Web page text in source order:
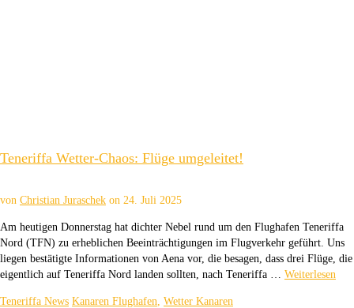
Teneriffa Wetter-Chaos: Flüge umgeleitet!
von Christian Juraschek on 24. Juli 2025
Am heutigen Donnerstag hat dichter Nebel rund um den Flughafen Teneriffa
Nord (TFN) zu erheblichen Beeinträchtigungen im Flugverkehr geführt. Uns
liegen bestätigte Informationen von Aena vor, die besagen, dass drei Flüge, die
eigentlich auf Teneriffa Nord landen sollten, nach Teneriffa … Weiterlesen
Teneriffa News Kanaren Flughafen Wetter Kanaren